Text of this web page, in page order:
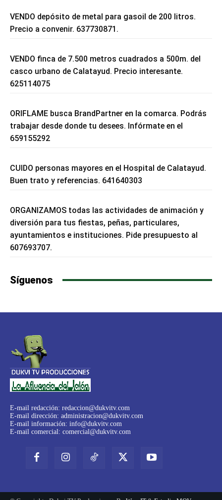
VENDO depósito de metal para gasoil de 200 litros.
Precio a convenir. 637730871.
VENDO finca de 7.500 metros cuadrados a 500m. del
casco urbano de Calatayud. Precio interesante.
625114075
ORIFLAME busca BrandPartner en la comarca. Podrás
trabajar desde donde tu desees. Infórmate en el
659155292
CUIDO personas mayores en el Hospital de Calatayud.
Buen trato y referencias. 641640303
ORGANIZAMOS todas las actividades de animación y
diversión para tus fiestas, peñas, particulares,
ayuntamientos e instituciones. Pide presupuesto al
607693707.
Síguenos
E-mail redacción: redaccion@dukvitv.com
E-mail dirección: administracion@dukvitv.com
E-mail información: info@dukvitv.com
E-mail comercial: comercial@dukvitv.com